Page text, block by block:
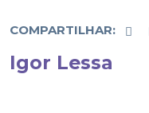
COMPARTILHAR:
Igor Lessa